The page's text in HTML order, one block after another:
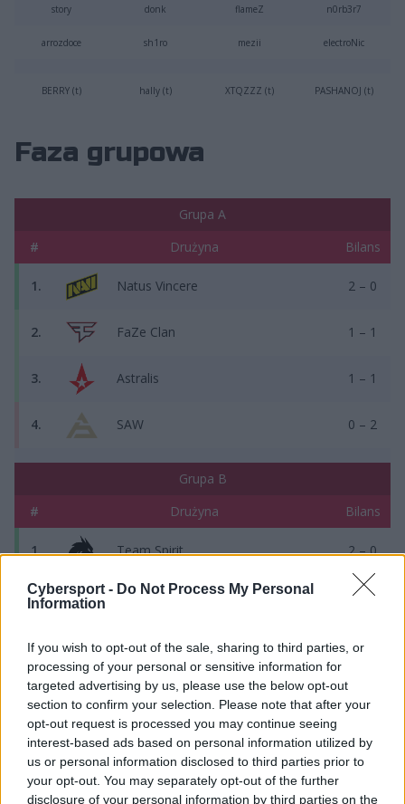
Cybersport - Do Not Process My Personal
Information
If you wish to opt-out of the sale, sharing to third parties, or
processing of your personal or sensitive information for
targeted advertising by us, please use the below opt-out
section to confirm your selection. Please note that after your
opt-out request is processed you may continue seeing
interest-based ads based on personal information utilized by
us or personal information disclosed to third parties prior to
your opt-out. You may separately opt-out of the further
disclosure of your personal information by third parties on the
story donk flameZ n0rb3r7
arrozdoce sh1ro mezii electroNic
BERRY (t) hally (t) XTQZZZ (t) PASHANOJ (t)
Faza grupowa
Grupa A
#
Drużyna Bilans
1. Natus Vincere 2 – 0
2. FaZe Clan 1 – 1
3. Astralis 1 – 1
4. SAW 0 – 2
Grupa B
#
Drużyna Bilans
1. Team Spirit 2 – 0
2. Virtus.pro 1 – 1
3. Team Vitality 1 – 1
4. G2 Esports
Harmonogram
12 czerwca